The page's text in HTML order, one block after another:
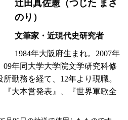
辻田真佐憲（つじた まさ
のり）
文筆家・近現代史研究者
1984年大阪府生まれ。2007年
年同大学大学院文学研究科修
勤務を経て、12年より現職。
『大本営発表』、『世界軍歌全